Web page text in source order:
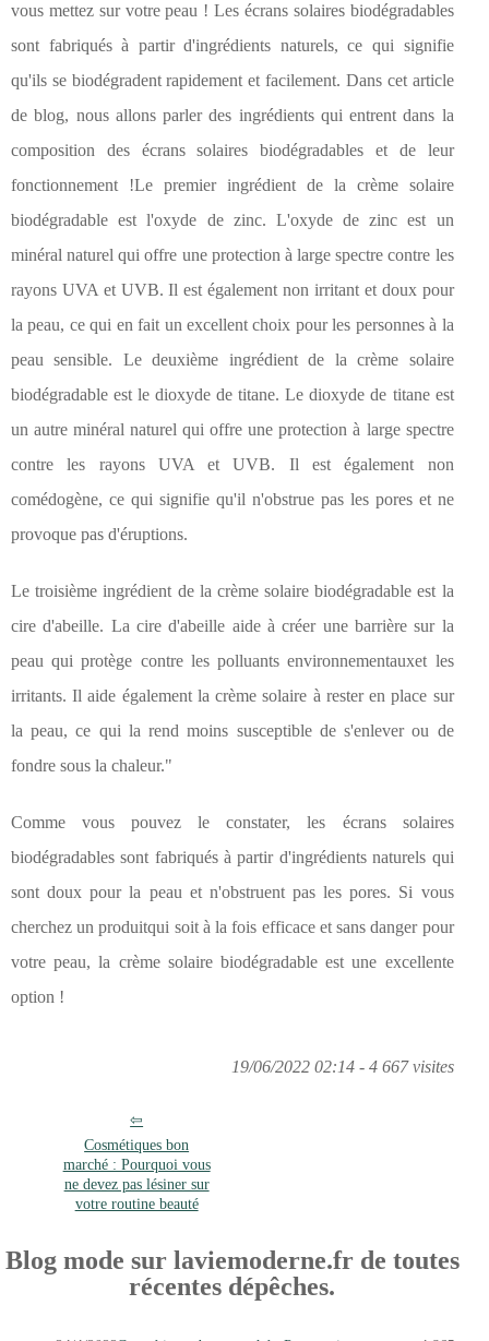
vous mettez sur votre peau ! Les écrans solaires biodégradables
sont fabriqués à partir d'ingrédients naturels, ce qui signifie
qu'ils se biodégradent rapidement et facilement. Dans cet article
de blog, nous allons parler des ingrédients qui entrent dans la
composition des écrans solaires biodégradables et de leur
fonctionnement !Le premier ingrédient de la crème solaire
biodégradable est l'oxyde de zinc. L'oxyde de zinc est un
minéral naturel qui offre une protection à large spectre contre les
rayons UVA et UVB. Il est également non irritant et doux pour
la peau, ce qui en fait un excellent choix pour les personnes à la
peau sensible. Le deuxième ingrédient de la crème solaire
biodégradable est le dioxyde de titane. Le dioxyde de titane est
un autre minéral naturel qui offre une protection à large spectre
contre les rayons UVA et UVB. Il est également non
comédogène, ce qui signifie qu'il n'obstrue pas les pores et ne
provoque pas d'éruptions.
Le troisième ingrédient de la crème solaire biodégradable est la
cire d'abeille. La cire d'abeille aide à créer une barrière sur la
peau qui protège contre les polluants environnementauxet les
irritants. Il aide également la crème solaire à rester en place sur
la peau, ce qui la rend moins susceptible de s'enlever ou de
fondre sous la chaleur."
Comme vous pouvez le constater, les écrans solaires
biodégradables sont fabriqués à partir d'ingrédients naturels qui
sont doux pour la peau et n'obstruent pas les pores. Si vous
cherchez un produitqui soit à la fois efficace et sans danger pour
votre peau, la crème solaire biodégradable est une excellente
option !
19/06/2022 02:14 - 4 667 visites
Cosmétiques bon
marché : Pourquoi vous
ne devez pas lésiner sur
votre routine beauté
Blog mode sur laviemoderne.fr de toutes
récentes dépêches.